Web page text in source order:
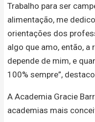
Trabalho para ser
alimentação, me
orientações dos
algo que amo, então,
depende de mim, e
100% sempre”,
A Academia Gracie
academias mais